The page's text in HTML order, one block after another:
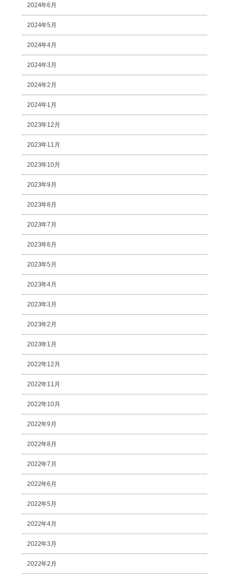
2024年6月
2024年5月
2024年4月
2024年3月
2024年2月
2024年1月
2023年12月
2023年11月
2023年10月
2023年9月
2023年8月
2023年7月
2023年6月
2023年5月
2023年4月
2023年3月
2023年2月
2023年1月
2022年12月
2022年11月
2022年10月
2022年9月
2022年8月
2022年7月
2022年6月
2022年5月
2022年4月
2022年3月
2022年2月